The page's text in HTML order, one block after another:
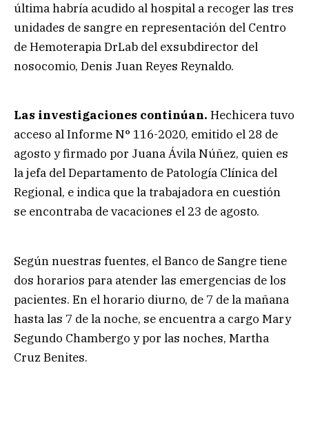
última habría acudido al hospital a recoger las tres
unidades de sangre en representación del Centro
de Hemoterapia DrLab del exsubdirector del
nosocomio, Denis Juan Reyes Reynaldo.
Las investigaciones continúan. Hechicera tuvo
acceso al Informe N° 116-2020, emitido el 28 de
agosto y firmado por Juana Ávila Núñez, quien es
la jefa del Departamento de Patología Clínica del
Regional, e indica que la trabajadora en cuestión
se encontraba de vacaciones el 23 de agosto.
Según nuestras fuentes, el Banco de Sangre tiene
dos horarios para atender las emergencias de los
pacientes. En el horario diurno, de 7 de la mañana
hasta las 7 de la noche, se encuentra a cargo Mary
Segundo Chambergo y por las noches, Martha
Cruz Benites.